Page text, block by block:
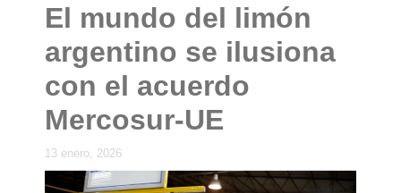
El mundo del limón
argentino se ilusiona
con el acuerdo
Mercosur-UE
13 enero, 2026